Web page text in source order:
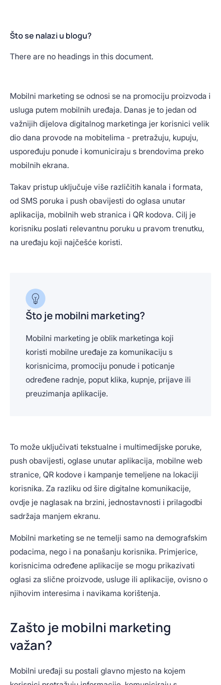
Što se nalazi u blogu?
There are no headings in this document.
Mobilni marketing se odnosi se na promociju proizvoda i
usluga putem mobilnih uređaja. Danas je to jedan od
važnijih dijelova digitalnog marketinga jer korisnici velik
dio dana provode na mobitelima - pretražuju, kupuju,
uspoređuju ponude i komuniciraju s brendovima preko
mobilnih ekrana.
Takav pristup uključuje više različitih kanala i formata,
od SMS poruka i push obavijesti do oglasa unutar
aplikacija, mobilnih web stranica i QR kodova. Cilj je
korisniku poslati relevantnu poruku u pravom trenutku,
na uređaju koji najčešće koristi.
Što je mobilni marketing?
Mobilni marketing je oblik marketinga koji
koristi mobilne uređaje za komunikaciju s
korisnicima, promociju ponude i poticanje
određene radnje, poput klika, kupnje, prijave ili
preuzimanja aplikacije.
To može uključivati tekstualne i multimedijske poruke,
push obavijesti, oglase unutar aplikacija, mobilne web
stranice, QR kodove i kampanje temeljene na lokaciji
korisnika. Za razliku od šire digitalne komunikacije,
ovdje je naglasak na brzini, jednostavnosti i prilagodbi
sadržaja manjem ekranu.
Mobilni marketing se ne temelji samo na demografskim
podacima, nego i na ponašanju korisnika. Primjerice,
korisnicima određene aplikacije se mogu prikazivati
oglasi za slične proizvode, usluge ili aplikacije, ovisno o
njihovim interesima i navikama korištenja.
Zašto je mobilni marketing
važan?
Mobilni uređaji su postali glavno mjesto na kojem